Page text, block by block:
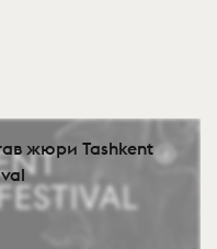
жюри Tashkent